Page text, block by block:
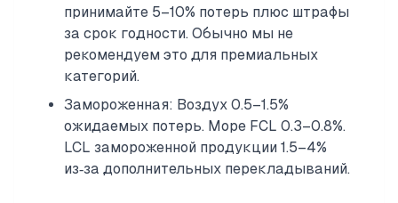
принимайте 5–10% потерь плюс штрафы
за срок годности. Обычно мы не
рекомендуем это для премиальных
категорий.
Замороженная: Воздух 0.5–1.5%
ожидаемых потерь. Море FCL 0.3–0.8%.
LCL замороженной продукции 1.5–4%
из‑за дополнительных перекладываний.